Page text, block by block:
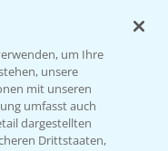
um Ihre
unsere
mit unseren
umfasst auch
dargestellten
Drittstaaten,